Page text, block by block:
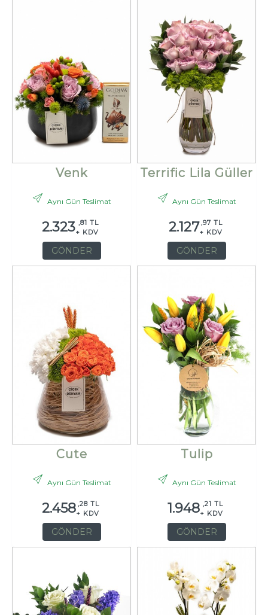
Venk
Aynı Gün Teslimat
2.323 ,81 TL
+ KDV
GÖNDER
Terrific Lila Güller
Aynı Gün Teslimat
2.127 ,97 TL
+ KDV
GÖNDER
Cute
Aynı Gün Teslimat
2.458 ,28 TL
+ KDV
GÖNDER
Tulip
Aynı Gün Teslimat
1.948 ,21 TL
+ KDV
GÖNDER